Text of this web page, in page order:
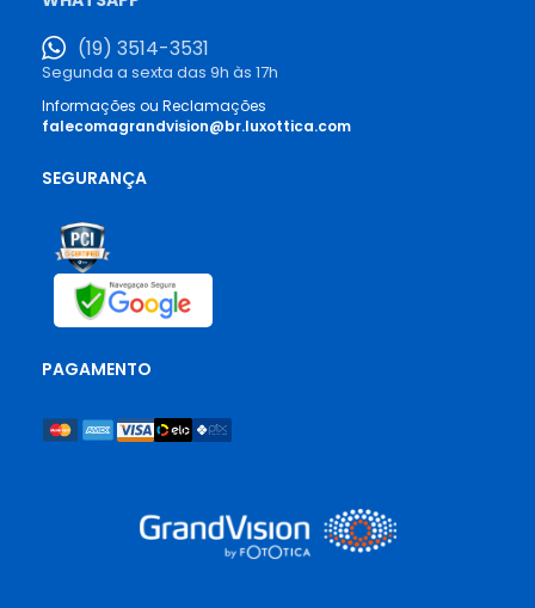
(19) 3514-3531
Segunda a sexta das 9h às 17h
Informações ou Reclamações
falecomagrandvision@br.luxottica.com
SEGURANÇA
PAGAMENTO